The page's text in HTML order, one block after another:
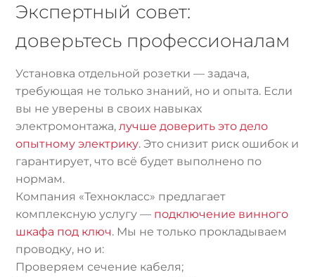
Экспертный совет:
доверьтесь профессионалам
Установка отдельной розетки — задача,
требующая не только знаний, но и опыта. Если
вы не уверены в своих навыках
электромонтажа,лучше доверить это дело
опытному электрику. Это снизит риск ошибок и
гарантирует, что всё будет выполнено по
нормам.
Компания «Технокласс» предлагает
комплексную услугу — подключение винного
шкафа под ключ. Мы не только прокладываем
проводку, но и:
Проверяем сечение кабеля;